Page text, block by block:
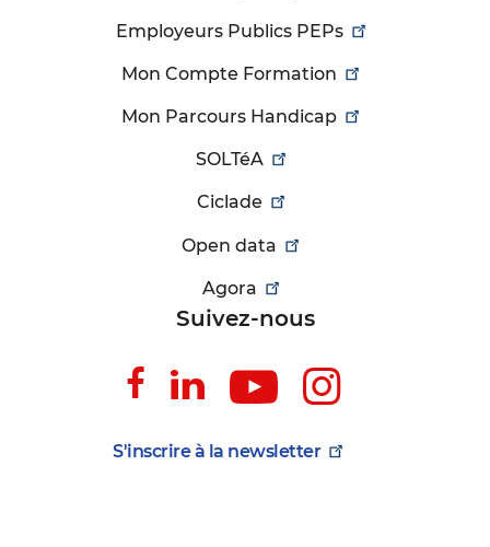
Employeurs Publics PEPs
Mon Compte Formation
Mon Parcours Handicap
SOLTéA
Ciclade
Open data
Agora
Suivez-nous
Suivez-
nous
sur
Facebook
Suivez-
nous
sur
Linkedin
Suivez-
nous
sur
Youtube
Suivez-
nous
sur
S'inscrire à la newsletter